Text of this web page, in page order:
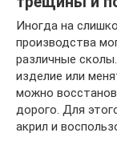
Иногда на
производства
различные
изделие или
можно
дорого. Для
акрил и